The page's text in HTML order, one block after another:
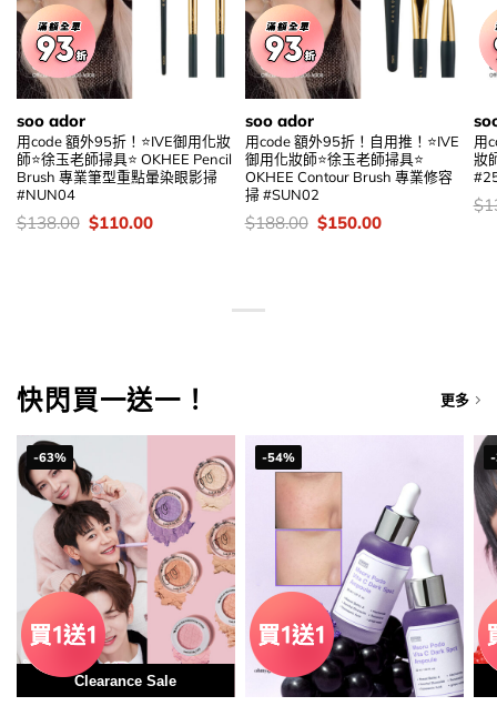
soo ador
用code 額外95折！⭐IVE御用化妝
師⭐徐玉老師掃具⭐ OKHEE Pencil
Brush 專業筆型重點暈染眼影掃
#NUN04
價
$138.00 Original
$110.00Current
soo ador
用code 額外95折！自用推！⭐IVE
御用化妝師⭐徐玉老師掃具⭐
OKHEE Contour Brush 專業修容
掃 #SUN02
價
$188.00 Original
$150.00Current
用
妝
價
$
快閃買一送一！ 更多
-63%
Clearance Sale
-54%